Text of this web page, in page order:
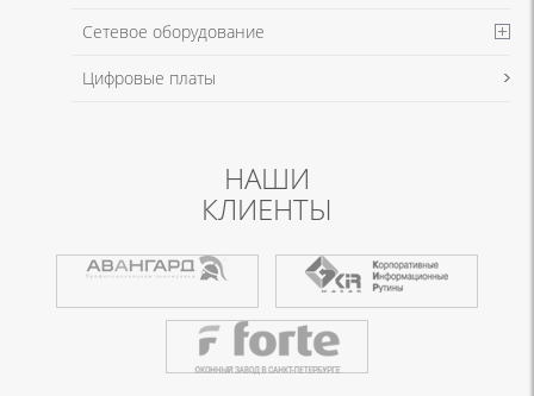
Сетевое оборудование
Цифровые платы
НАШИ
КЛИЕНТЫ